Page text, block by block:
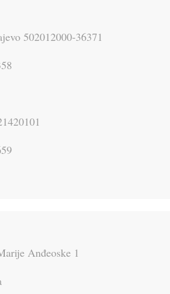
502012000-36371
Anđeoske 1